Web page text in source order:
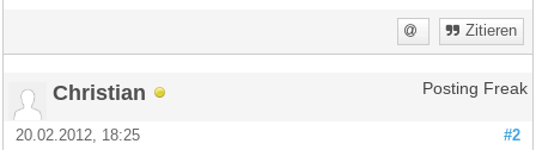
Zitieren
Christian Posting Freak
#2
20.02.2012, 18:25